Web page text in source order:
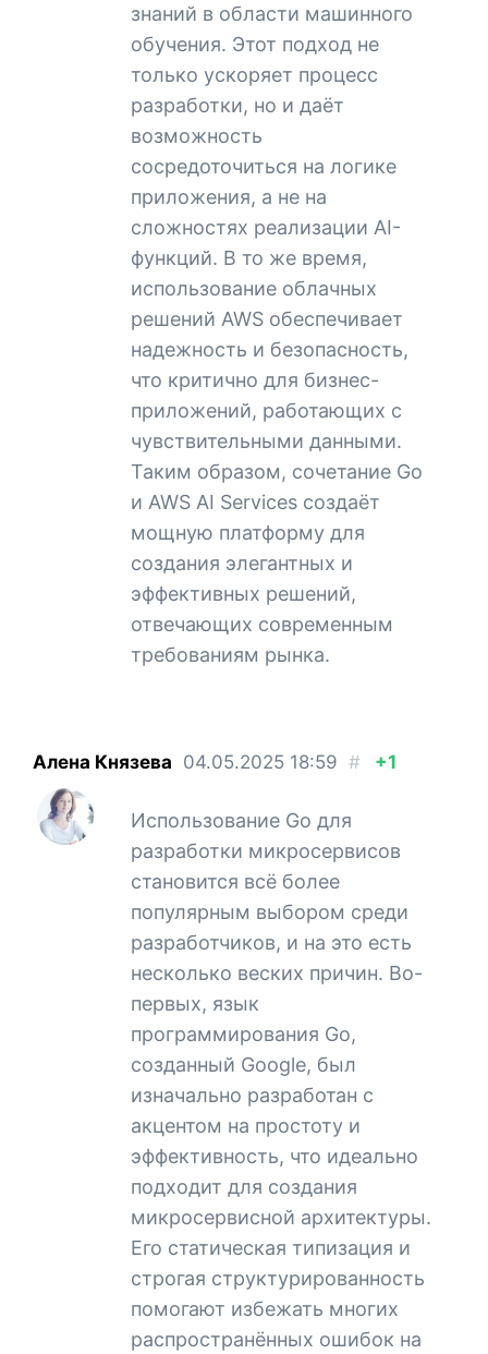
знаний в области машинного
обучения. Этот подход не
только ускоряет процесс
разработки, но и даёт
возможность
сосредоточиться на логике
приложения, а не на
сложностях реализации AI-
функций. В то же время,
использование облачных
решений AWS обеспечивает
надежность и безопасность,
что критично для бизнес-
приложений, работающих с
чувствительными данными.
Таким образом, сочетание Go
и AWS AI Services создаёт
мощную платформу для
создания элегантных и
эффективных решений,
отвечающих современным
требованиям рынка.
Алена Князева 04.05.2025 18:59 # +1
Использование Go для
разработки микросервисов
становится всё более
популярным выбором среди
разработчиков, и на это есть
несколько веских причин. Во-
первых, язык
программирования Go,
созданный Google, был
изначально разработан с
акцентом на простоту и
эффективность, что идеально
подходит для создания
микросервисной архитектуры.
Его статическая типизация и
строгая структурированность
помогают избежать многих
распространённых ошибок на